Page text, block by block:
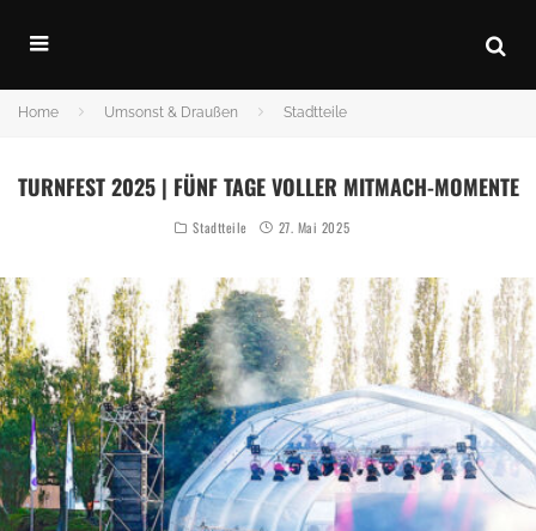
Home Umsonst & Draußen Stadtteile
TURNFEST 2025 | FÜNF TAGE VOLLER MITMACH-MOMENTE
Stadtteile 27. Mai 2025